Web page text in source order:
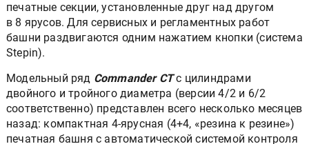
печатные секции, установленные друг над другом
в 8 ярусов. Для сервисных и регламентных работ
башни раздвигаются одним нажатием кнопки (система
Stepin).
Модельный ряд Commander CTс цилиндрами
двойного и тройного диаметра (версии 4/2 и 6/2
соответственно) представлен всего несколько месяцев
назад: компактная 4-ярусная (4+4, «резина к резине»)
печатная башня с автоматической системой контроля